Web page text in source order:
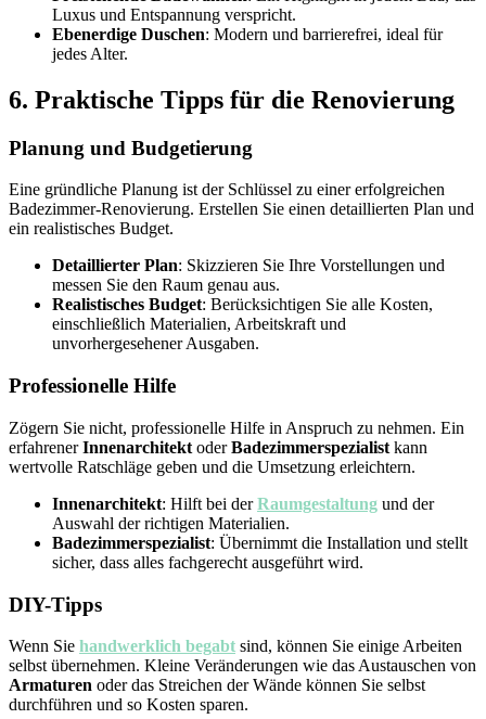
Luxus und Entspannung verspricht.
Ebenerdige Duschen: Modern und barrierefrei, ideal für
jedes Alter.
6. Praktische Tipps für die Renovierung
Planung und Budgetierung
Eine gründliche Planung ist der Schlüssel zu einer erfolgreichen
Badezimmer-Renovierung. Erstellen Sie einen detaillierten Plan und
ein realistisches Budget.
Detaillierter Plan: Skizzieren Sie Ihre Vorstellungen und
messen Sie den Raum genau aus.
Realistisches Budget: Berücksichtigen Sie alle Kosten,
einschließlich Materialien, Arbeitskraft und
unvorhergesehener Ausgaben.
Professionelle Hilfe
Zögern Sie nicht, professionelle Hilfe in Anspruch zu nehmen. Ein
erfahrenerInnenarchitekt oderBadezimmerspezialist kann
wertvolle Ratschläge geben und die Umsetzung erleichtern.
Innenarchitekt: Hilft bei derRaumgestaltung und der
Auswahl der richtigen Materialien.
Badezimmerspezialist: Übernimmt die Installation und stellt
sicher, dass alles fachgerecht ausgeführt wird.
DIY-Tipps
Wenn Sie handwerklich begabt sind, können Sie einige Arbeiten
selbst übernehmen. Kleine Veränderungen wie das Austauschen von
Armaturen oder das Streichen der Wände können Sie selbst
durchführen und so Kosten sparen.